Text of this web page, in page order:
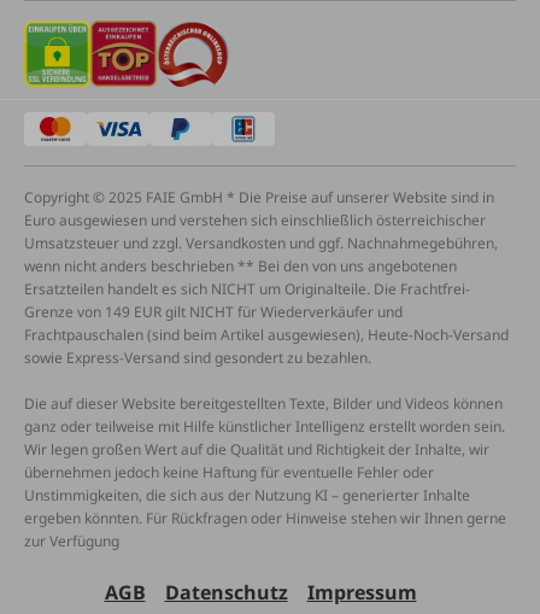
Copyright © 2025 FAIE GmbH * Die Preise auf unserer Website sind in
Euro ausgewiesen und verstehen sich einschließlich österreichischer
Umsatzsteuer und zzgl. Versandkosten und ggf. Nachnahmegebühren,
wenn nicht anders beschrieben ** Bei den von uns angebotenen
Ersatzteilen handelt es sich NICHT um Originalteile. Die Frachtfrei-
Grenze von 149 EUR gilt NICHT für Wiederverkäufer und
Frachtpauschalen (sind beim Artikel ausgewiesen), Heute-Noch-Versand
sowie Express-Versand sind gesondert zu bezahlen.
Die auf dieser Website bereitgestellten Texte, Bilder und Videos können
ganz oder teilweise mit Hilfe künstlicher Intelligenz erstellt worden sein.
Wir legen großen Wert auf die Qualität und Richtigkeit der Inhalte, wir
übernehmen jedoch keine Haftung für eventuelle Fehler oder
Unstimmigkeiten, die sich aus der Nutzung KI – generierter Inhalte
ergeben könnten. Für Rückfragen oder Hinweise stehen wir Ihnen gerne
zur Verfügung
AGB Datenschutz Impressum